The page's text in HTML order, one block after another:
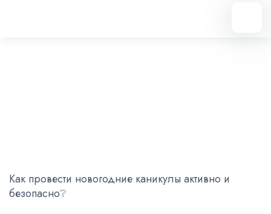
Как провести новогодние каникулы активно и
безопасно❔